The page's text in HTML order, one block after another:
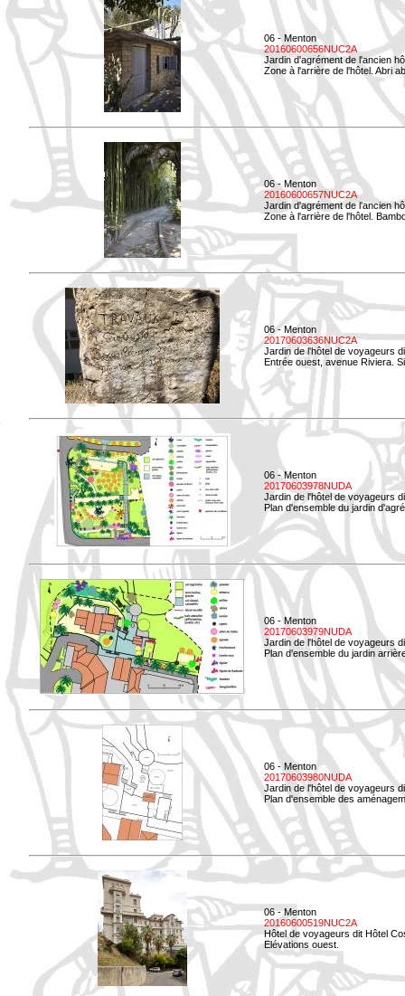
06 - Menton
20160600656NUC2A
Jardin d'agrément de l'ancien
Zone à l'arrière de l'hôtel. Abri
06 - Menton
20160600657NUC2A
Jardin d'agrément de l'ancien
Zone à l'arrière de l'hôtel.
06 - Menton
20170603636NUC2A
Jardin de l'hôtel de voyageurs
Entrée ouest, avenue Riviera.
06 - Menton
20170603978NUDA
Jardin de l'hôtel de voyageurs
Plan d'ensemble du jardin
06 - Menton
20170603979NUDA
Jardin de l'hôtel de voyageurs
Plan d'ensemble du jardin
06 - Menton
20170603980NUDA
Jardin de l'hôtel de voyageurs
Plan d'ensemble des
06 - Menton
20160600519NUC2A
Hôtel de voyageurs dit Hôtel
Elévations ouest.